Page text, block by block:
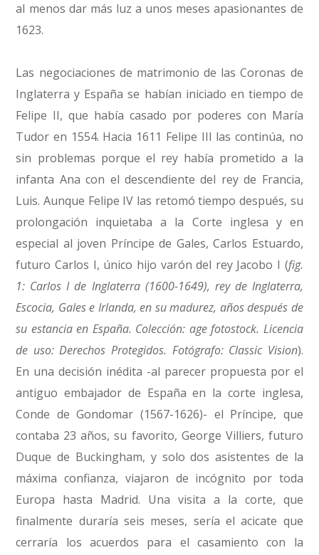
al menos dar más luz a unos meses apasionantes de
1623.
Las negociaciones de matrimonio de las Coronas de
Inglaterra y España se habían iniciado en tiempo de
Felipe II, que había casado por poderes con María
Tudor en 1554. Hacia 1611 Felipe III las continúa, no
sin problemas porque el rey había prometido a la
infanta Ana con el descendiente del rey de Francia,
Luis. Aunque Felipe IV las retomó tiempo después, su
prolongación inquietaba a la Corte inglesa y en
especial al joven Príncipe de Gales, Carlos Estuardo,
futuro Carlos I, único hijo varón del rey Jacobo I (fig.
1: Carlos I de Inglaterra (1600-1649), rey de Inglaterra,
Escocia, Gales e Irlanda, en su madurez, años después de
su estancia en España. Colección: age fotostock. Licencia
de uso: Derechos Protegidos. Fotógrafo: Classic Vision).
En una decisión inédita -al parecer propuesta por el
antiguo embajador de España en la corte inglesa,
Conde de Gondomar (1567-1626)- el Príncipe, que
contaba 23 años, su favorito, George Villiers, futuro
Duque de Buckingham, y solo dos asistentes de la
máxima confianza, viajaron de incógnito por toda
Europa hasta Madrid. Una visita a la corte, que
finalmente duraría seis meses, sería el acicate que
cerraría los acuerdos para el casamiento con la